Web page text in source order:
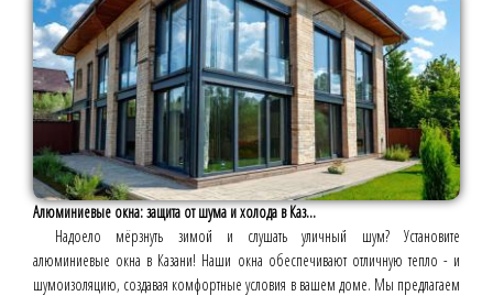
Алюминиевые окна: защита от шума и холода в Каз...
Надоело мёрзнуть зимой и слушать уличный шум? Установите
алюминиевые окна в Казани! Наши окна обеспечивают отличную тепло - и
шумоизоляцию, создавая комфортные условия в вашем доме. Мы предлагаем